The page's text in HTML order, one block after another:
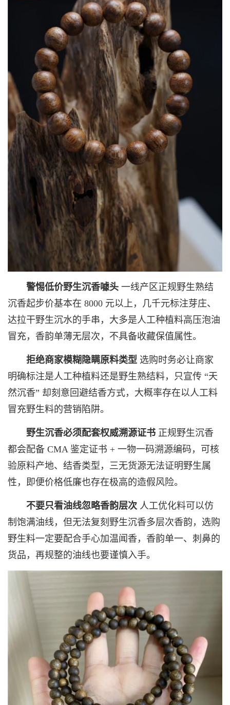
警惕低价野生沉香噱头 一线产区正规野生熟结
沉香起步价基本在 8000 元以上，几千元标注芽庄、
达拉干野生沉水的手串，大多是人工种植料高压泡油
冒充，香韵单薄无层次，不具备收藏保值属性。
拒绝商家模糊隐瞒原料类型 选购时务必让商家
明确标注是人工种植料还是野生熟结料，只宣传 “天
然沉香” 却刻意回避结香方式，大概率存在以人工料
冒充野生料的营销陷阱。
野生沉香必须配套权威溯源证书 正规野生沉香
都会配备 CMA 鉴定证书 + 一物一码溯源编码，可核
验原料产地、结香类型，三无货源无法证明野生属
性，即便价格低廉也存在极高的造假风险。
不要只看油线忽略香韵层次 人工优化料可以仿
制饱满油线，但无法复刻野生沉香多层次香韵，选购
野生料一定要配合手心加温闻香，香韵单一、刺鼻的
货品，再规整的油线也要谨慎入手。